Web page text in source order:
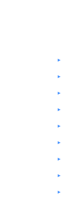
►
►
►
►
►
►
►
►
►